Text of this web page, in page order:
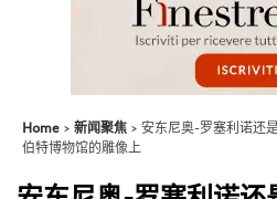
Home 新闻聚焦
安东尼奥-罗塞利诺还
伯特博物馆的雕像上